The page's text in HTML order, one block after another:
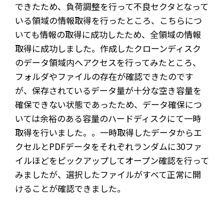
できたため、負荷調整を行って不良セクタとなって
いる領域の情報取得を行ったところ、こちらにつ
いても情報の取得に成功したため、全領域の情報
取得に成功しました。作成したクローンディスク
のデータ領域内へアクセスを行ってみたところ、
フォルダやファイルの存在が確認できたのです
が、保存されているデータ量が十分な空き容量を
確保できない状態であったため、データ確保につ
いては余裕のある容量のハードディスクにて一時
取得を行いました。。一時取得したデータからエ
クセルとPDFデータをそれぞれランダムに30ファ
イルほどをピックアップしてオープン確認を行って
みましたが、選択したファイルがすべて正常に開
けることが確認できました。